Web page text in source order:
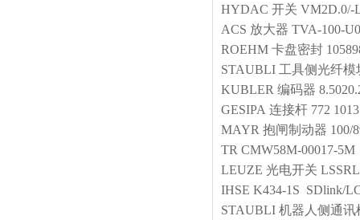
HYDAC 开关 VM2D.0/-
ACS 放大器 TVA-100-U0
ROEHM 卡盘密封
STAUBLI 工具侧光纤模
KUBLER 编码器
GESIPA 连接杆 772 1013
MAYR 抱闸制动器 100/
TR CMW58M-00017-5M
LEUZE 光电开关
IHSE K434-1S SDlink/
STAUBLI 机器人侧通讯